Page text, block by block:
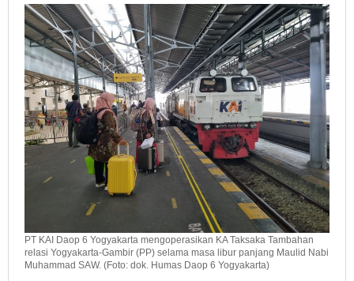
Tambahan
PT KAI Daop 6 Yogyakarta mengoperasikan KA Taksaka Tambahan
relasi Yogyakarta-Gambir (PP) selama masa libur panjang Maulid Nabi
Muhammad SAW. (Foto: dok. Humas Daop 6 Yogyakarta)